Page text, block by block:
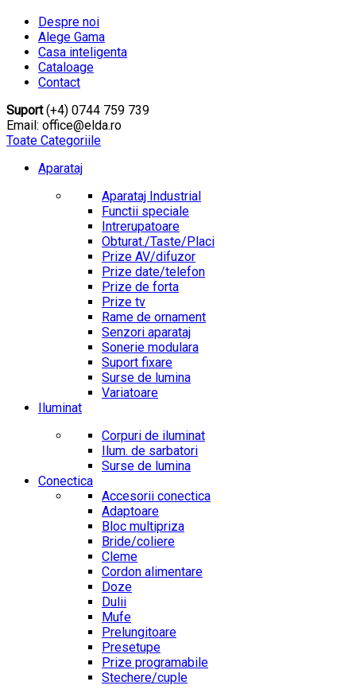
Despre noi
Alege Gama
Casa inteligenta
Cataloage
Contact
Suport(+4) 0744 759 739
Email: office@elda.ro
Toate Categoriile
Aparataj
Aparataj Industrial
Functii speciale
Intrerupatoare
Obturat./Taste/Placi
Prize AV/difuzor
Prize date/telefon
Prize de forta
Prize tv
Rame de ornament
Senzori aparataj
Sonerie modulara
Suport fixare
Surse de lumina
Variatoare
Iluminat
Corpuri de iluminat
Ilum. de sarbatori
Surse de lumina
Conectica
Accesorii conectica
Adaptoare
Bloc multipriza
Bride/coliere
Cleme
Cordon alimentare
Doze
Dulii
Mufe
Prelungitoare
Presetupe
Prize programabile
Stechere/cuple